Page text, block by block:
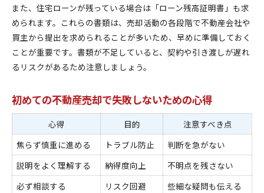
また、住宅ローンが残っている場合は「ローン残高証明書」も求
められます。これらの書類は、売却活動の各段階で不動産会社や
買主から提出を求められることが多いため、早めに準備しておく
ことが重要です。書類が不足していると、契約や引き渡しが遅れ
るリスクがあるため注意しましょう。
初めての不動産売却で失敗しないための心得
心得 目的
注意すべき点
焦らず慎重に進める
トラブル防止
判断を急がない
説明をよく理解する
納得度向上
不明点を残さない
必ず相談する
リスク回避
些細な疑問も伝える